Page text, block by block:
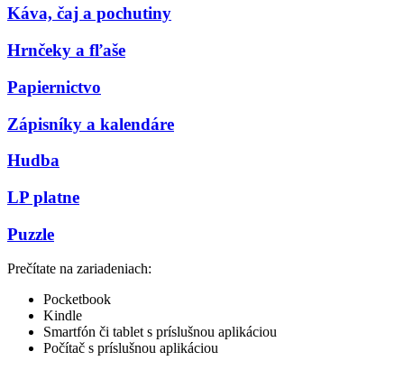
Káva, čaj a pochutiny
Hrnčeky a fľaše
Papiernictvo
Zápisníky a kalendáre
Hudba
LP platne
Puzzle
Prečítate na zariadeniach:
Pocketbook
Kindle
Smartfón či tablet s príslušnou aplikáciou
Počítač s príslušnou aplikáciou